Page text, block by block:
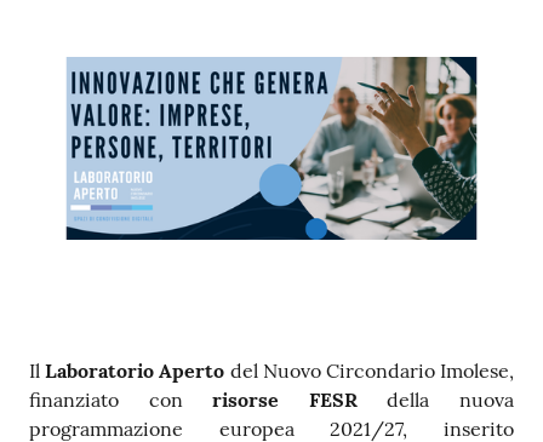
Contenuto
IlLaboratorio Aperto del Nuovo Circondario Imolese,
finanziato conrisorse FESRdella nuova
programmazione europea 2021/27, inserito